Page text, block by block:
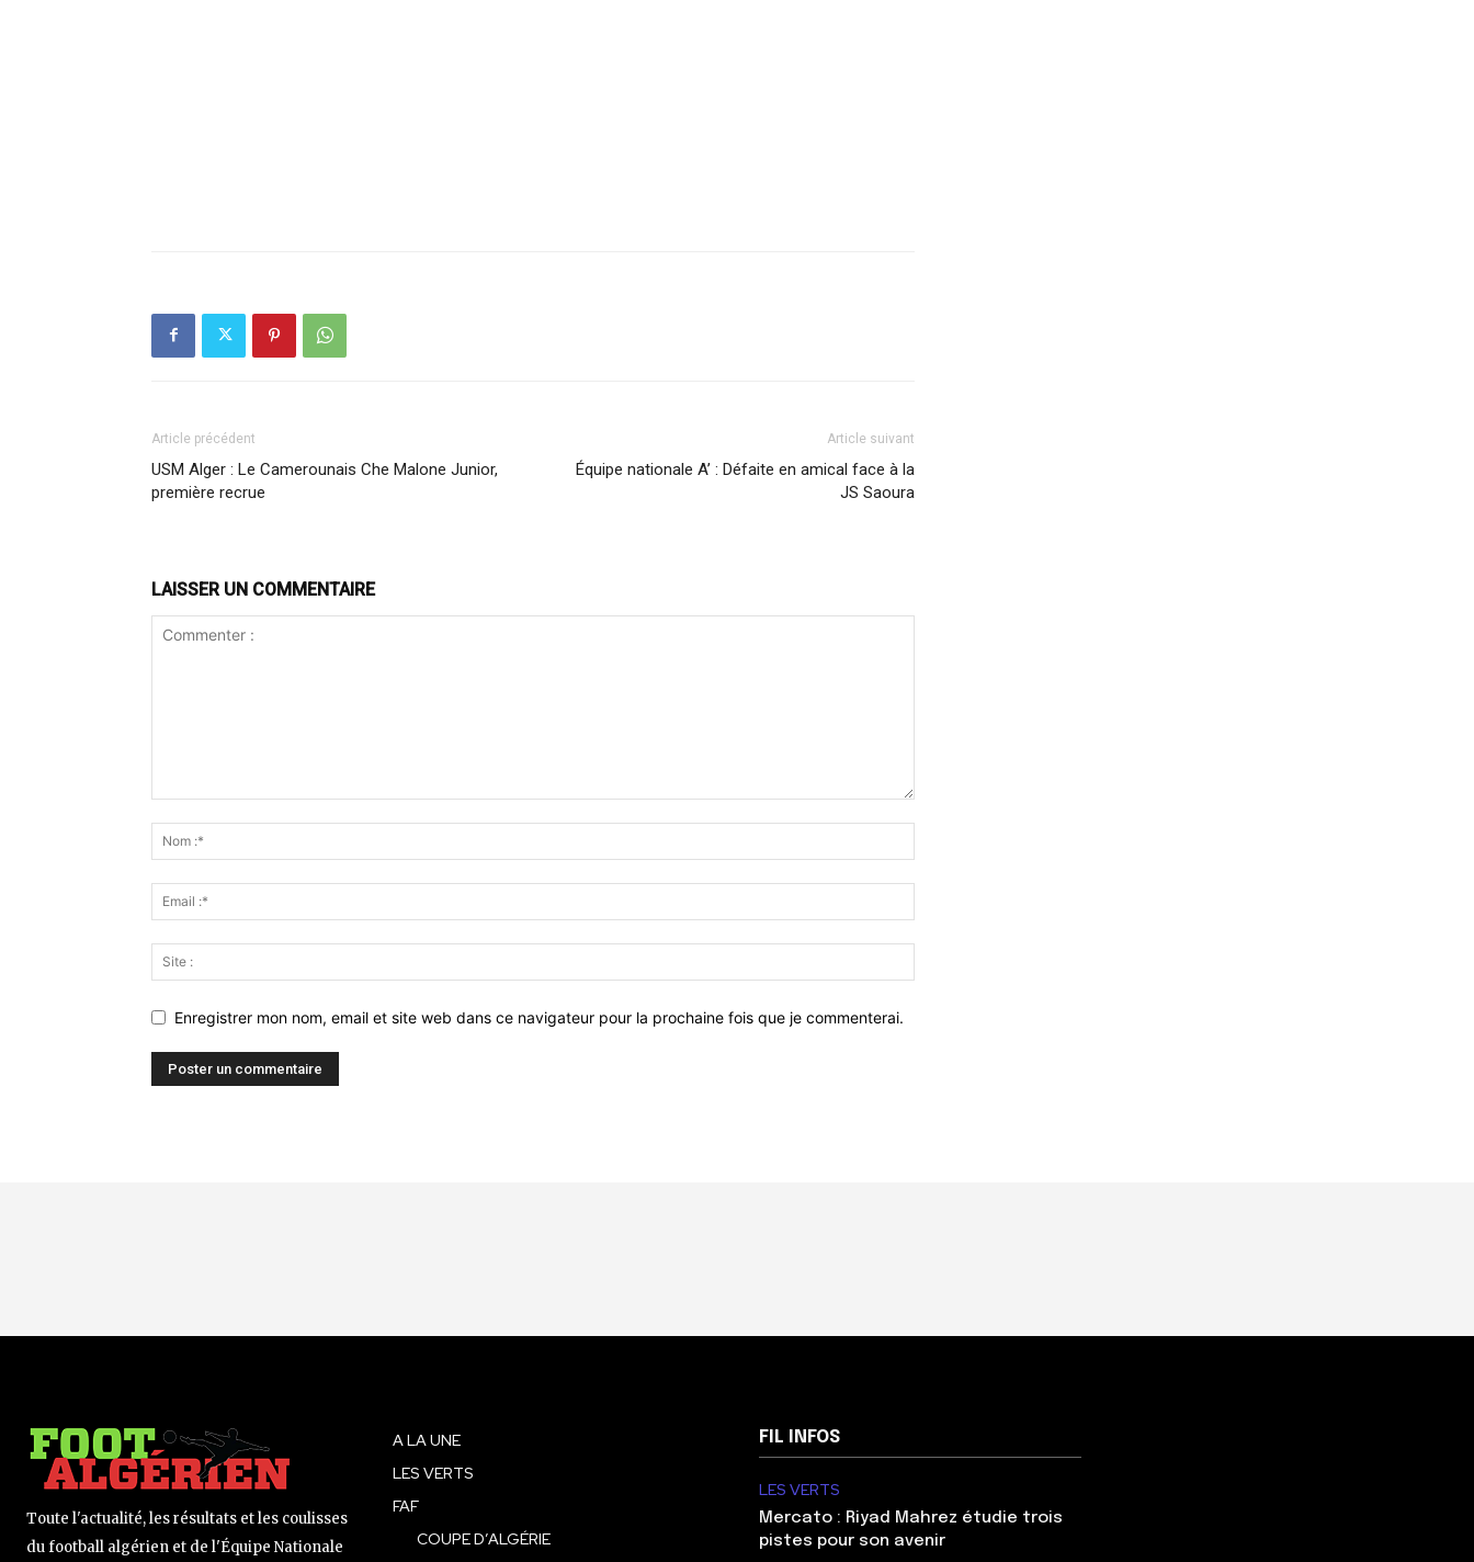
Article précédent
USM Alger : Le Camerounais Che Malone Junior,
première recrue
Article suivant
Équipe nationale A’ : Défaite en amical face à la
JS Saoura
LAISSER UN COMMENTAIRE
Enregistrer mon nom, email et site web dans ce navigateur pour la prochaine fois que je commenterai.
Toute l'actualité, les résultats et les coulisses
du football algérien et de l'Équipe Nationale
A LA UNE
LES VERTS
FAF
COUPE D’ALGÉRIE
FIL INFOS
LES VERTS
Mercato : Riyad Mahrez étudie trois
pistes pour son avenir